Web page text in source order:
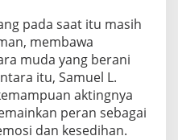
pada saat itu masih
membawa
muda yang berani
itu, Samuel L.
aktingnya
peran sebagai
dan kesedihan.